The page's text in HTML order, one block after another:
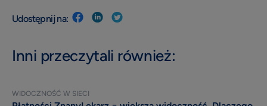
Udostępnij na:
Inni przeczytali również:
WIDOCZNOŚĆ W SIECI